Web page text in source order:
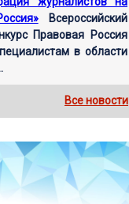
Всероссийский
Правовая Россия
в области
Все новости